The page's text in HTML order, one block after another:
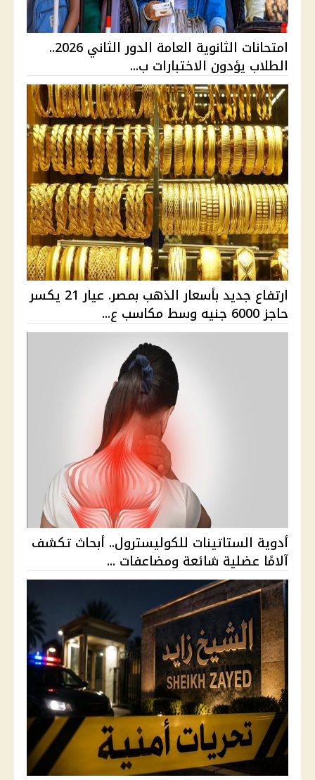
امتحانات الثانوية العامة الدور الثاني 2026..
الطلاب يؤدون الاختبارات ب...
ارتفاع جديد بأسعار الذهب بمصر. عيار 21 يكسر
حاجز 6000 جنيه وسط مكاسب ع...
أدوية الستاتينات للكوليسترول.. أبحاث تكشف
آلامًا عضلية شائعة ومضاعفات ...